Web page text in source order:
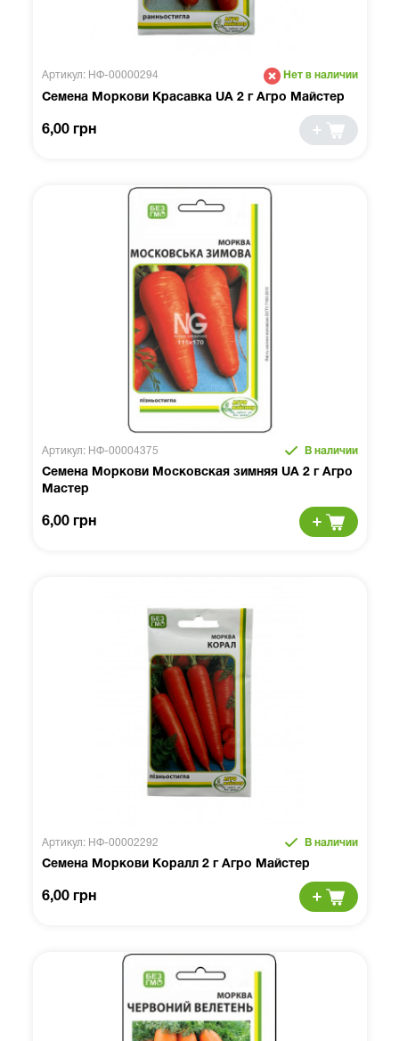
Артикул: НФ-00000294 Нет в наличии
Семена Моркови Красавка UA 2 г Агро Майстер
6,00 грн
Артикул: НФ-00004375 В наличии
Семена Моркови Московская зимняя UA 2 г Агро
Мастер
6,00 грн
Артикул: НФ-00002292 В наличии
Семена Моркови Коралл 2 г Агро Майстер
6,00 грн